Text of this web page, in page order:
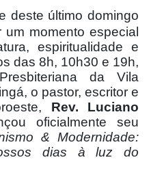
deste último domingo
um momento especial
espiritualidade e
das 8h, 10h30 e 19h,
da Vila
o pastor, escritor e
Rev. Luciano
oficialmente seu
& Modernidade:
dias à luz do